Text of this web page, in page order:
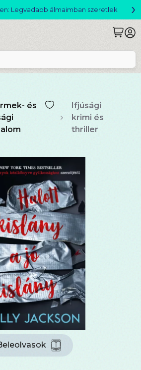
Legvadabb álmaimban szeretlek ›
és
Ifjúsági
krimi és
thriller